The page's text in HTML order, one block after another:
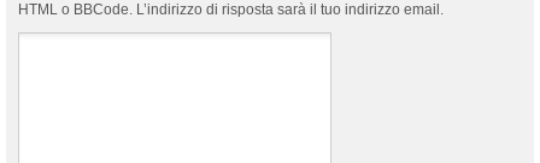
HTML o BBCode. L’indirizzo di risposta sarà il tuo indirizzo email.